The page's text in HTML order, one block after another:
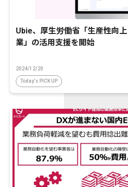
Ubie、厚生労働省「生産性向
業」の活用支援を開始
2024/12/20
Today's PICK UP